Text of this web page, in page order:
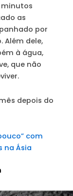
minutos
as
por
Além dele,
à água,
que não
depois do
com
na Ásia